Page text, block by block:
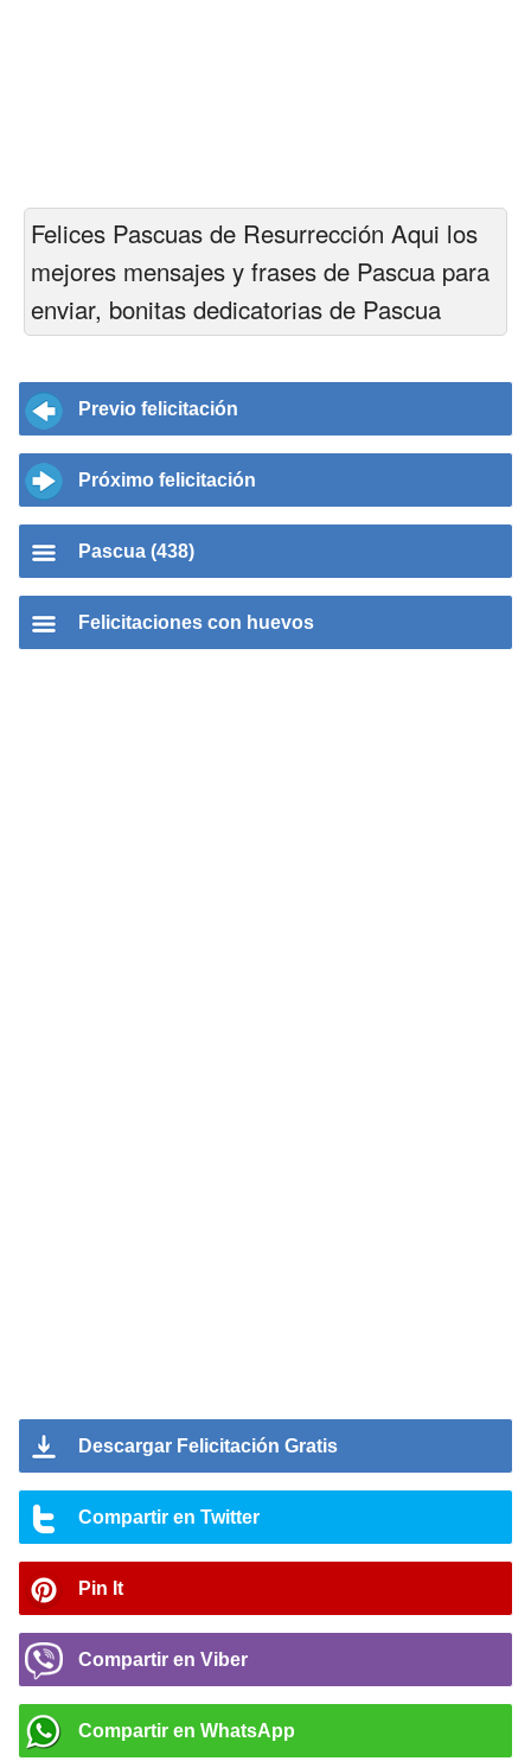
Felices Pascuas de Resurrección Aqui los
mejores mensajes y frases de Pascua para
enviar, bonitas dedicatorias de Pascua
Previo felicitación
Próximo felicitación
Pascua (438)
Felicitaciones con huevos
Descargar Felicitación Gratis
Compartir en Twitter
Pin It
Compartir en Viber
Compartir en WhatsApp